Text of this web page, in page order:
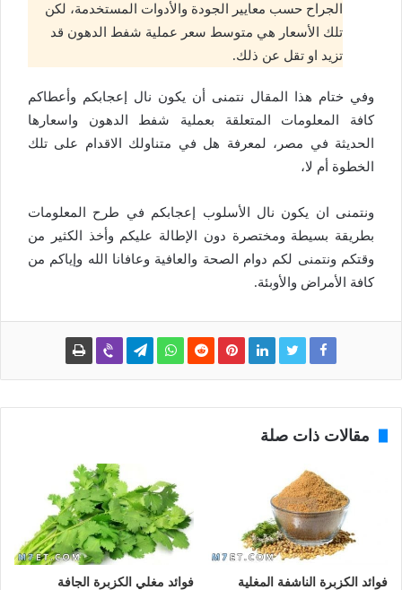
الجراح حسب معايير الجودة والأدوات المستخدمة، لكن
تلك الأسعار هي متوسط سعر عملية شفط الدهون قد
تزيد او تقل عن ذلك.
وفي ختام هذا المقال نتمنى أن يكون نال إعجابكم وأعطاكم
كافة المعلومات المتعلقة بعملية شفط الدهون واسعارها
الحديثة في مصر، لمعرفة هل في متناولك الاقدام على تلك
الخطوة أم لا،
ونتمنى ان يكون نال الأسلوب إعجابكم في طرح المعلومات
بطريقة بسيطة ومختصرة دون الإطالة عليكم وأخذ الكثير من
وقتكم ونتمنى لكم دوام الصحة والعافية وعافانا الله وإياكم من
كافة الأمراض والأوبئة.
مقالات ذات صلة
فوائد الكزبرة الناشفة المغلية
فوائد مغلي الكزبرة الجافة